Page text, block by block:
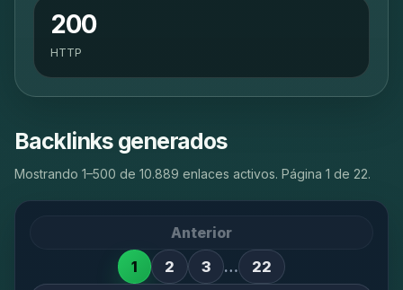
200
HTTP
Backlinks generados
Mostrando 1–500 de 10.889 enlaces activos. Página 1 de 22.
Anterior
1
2 3 …
22